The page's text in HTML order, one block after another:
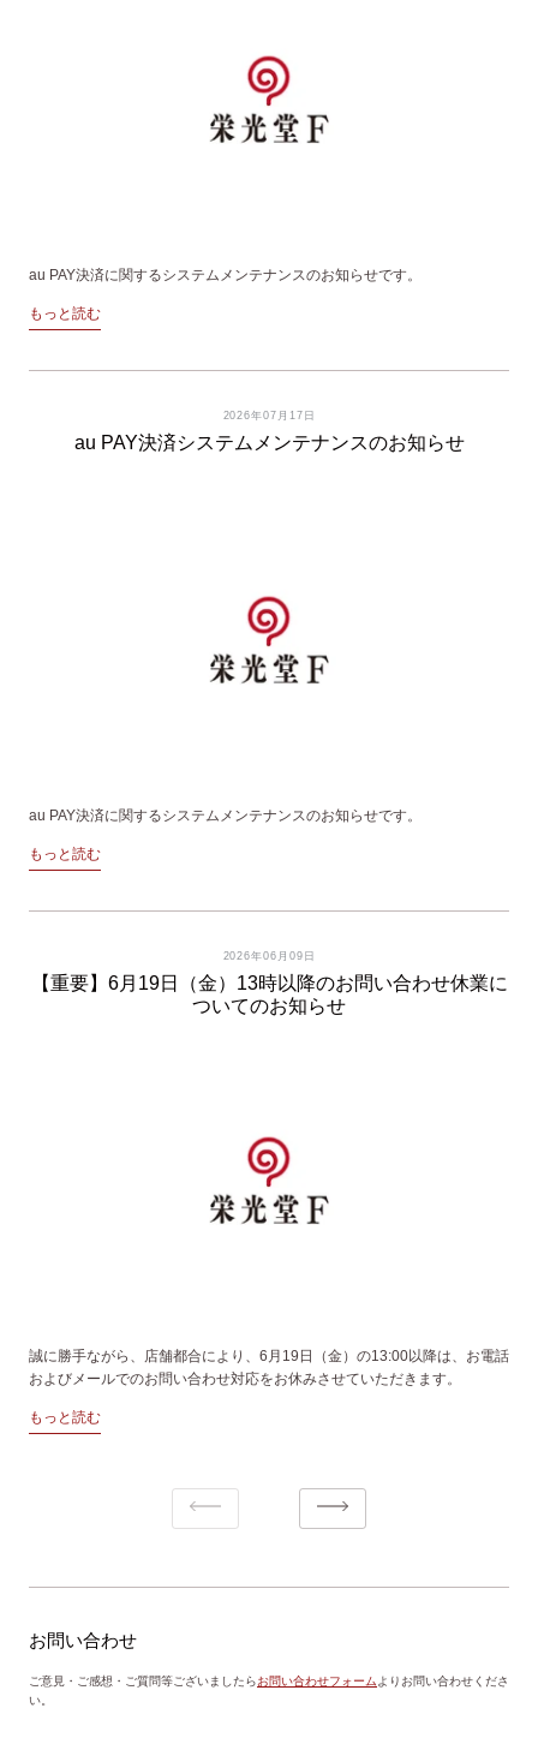
au PAY決済に関するシステムメンテナンスのお知らせです。
もっと読む
2026年07月17日
au PAY決済システムメンテナンスのお知らせ
au PAY決済に関するシステムメンテナンスのお知らせです。
もっと読む
2026年06月09日
【重要】6月19日（金）13時以降のお問い合わせ休業に
ついてのお知らせ
誠に勝手ながら、店舗都合により、6月19日（金）の13:00以降は、お電話
およびメールでのお問い合わせ対応をお休みさせていただきます。
もっと読む
お問い合わせ
ご意見・ご感想・ご質問等ございましたらお問い合わせフォームよりお問い合わせくださ
い。